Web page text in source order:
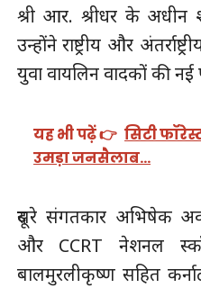
श्री आर. श्रीधर के अधीन
उन्होंने राष्ट्रीय और
युवा वायलिन वादकों की नई
यह भी पढ़ें 👉 सिटी
उमड़ा जनसैलाब…
दूसरे संगतकार अभिषेक
और CCRT नेशनल
बालमुरलीकृष्ण सहित